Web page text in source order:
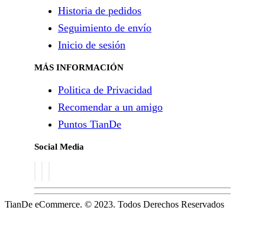
Historia de pedidos
Seguimiento de envío
Inicio de sesión
MÁS INFORMACIÓN
Politica de Privacidad
Recomendar a un amigo
Puntos TianDe
Social Media
TianDe eCommerce. © 2023. Todos Derechos Reservados